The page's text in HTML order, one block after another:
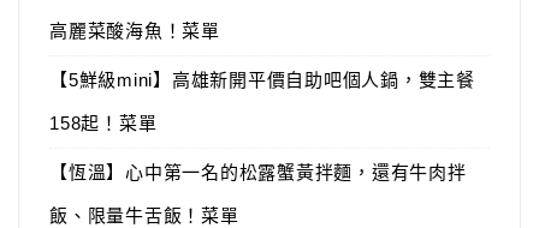
高麗菜酸海魚！菜單
【5鮮級mini】高雄新開平價自助吧個人鍋，雙主餐
158起！菜單
【恆溫】心中第一名的松露蟹黃拌麵，還有牛肉拌
飯、限量牛舌飯！菜單